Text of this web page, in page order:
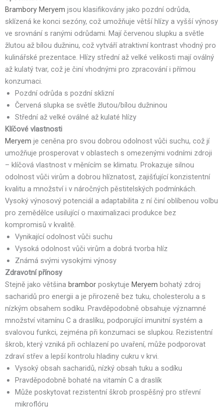
Brambory Meryem jsou klasifikovány jako pozdní odrůda,
sklízená ke konci sezóny, což umožňuje větší hlízy a vyšší výnosy
ve srovnání s ranými odrůdami. Mají červenou slupku a světle
žlutou až bílou dužninu, což vytváří atraktivní kontrast vhodný pro
kulinářské prezentace. Hlízy střední až velké velikosti mají oválný
až kulatý tvar, což je činí vhodnými pro zpracování i přímou
konzumaci.
Pozdní odrůda s pozdní sklizní
Červená slupka se světle žlutou/bílou dužninou
Střední až velké oválné až kulaté hlízy
Klíčové vlastnosti
Meryem je ceněna pro svou dobrou odolnost vůči suchu, což jí
umožňuje prosperovat v oblastech s omezenými vodními zdroji
– klíčová vlastnost v měnícím se klimatu. Prokazuje silnou
odolnost vůči virům a dobrou hlíznatost, zajišťující konzistentní
kvalitu a množství i v náročných pěstitelských podmínkách.
Vysoký výnosový potenciál a adaptabilita z ní činí oblíbenou volbu
pro zemědělce usilující o maximalizaci produkce bez
kompromisů v kvalitě.
Vynikající odolnost vůči suchu
Vysoká odolnost vůči virům a dobrá tvorba hlíz
Známá svými vysokými výnosy
Zdravotní přínosy
Stejně jako většina brambor poskytuje Meryem bohatý zdroj
sacharidů pro energii a je přirozeně bez tuku, cholesterolu a s
nízkým obsahem sodíku. Pravděpodobně obsahuje významné
množství vitamínu C a draslíku, podporující imunitní systém a
svalovou funkci, zejména při konzumaci se slupkou. Rezistentní
škrob, který vzniká při ochlazení po uvaření, může podporovat
zdraví střev a lepší kontrolu hladiny cukru v krvi.
Vysoký obsah sacharidů, nízký obsah tuku a sodíku
Pravděpodobně bohaté na vitamín C a draslík
Může poskytovat rezistentní škrob prospěšný pro střevní
mikroflóru